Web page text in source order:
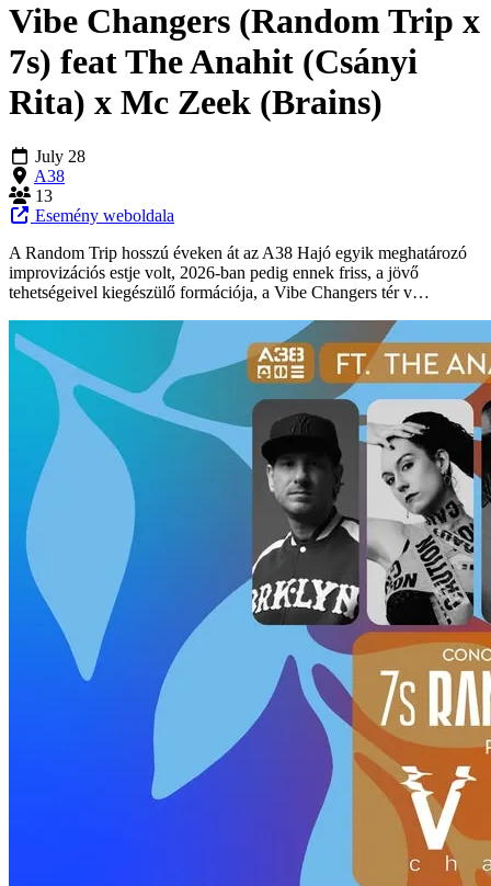
Vibe Changers (Random Trip x
7s) feat The Anahit (Csányi
Rita) x Mc Zeek (Brains)
July 28
A38
13
Esemény weboldala
A Random Trip hosszú éveken át az A38 Hajó egyik meghatározó
improvizációs estje volt, 2026-ban pedig ennek friss, a jövő
tehetségeivel kiegészülő formációja, a Vibe Changers tér v…